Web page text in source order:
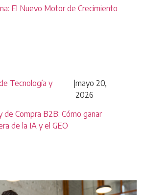
El Nuevo Motor de Crecimiento
Tecnología y
mayo 20,
2026
de Compra B2B: Cómo ganar
de la IA y el GEO